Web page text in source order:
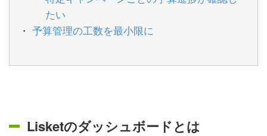
たい
予算管理の工数を最小限に
Lisketのダッシュボードとは